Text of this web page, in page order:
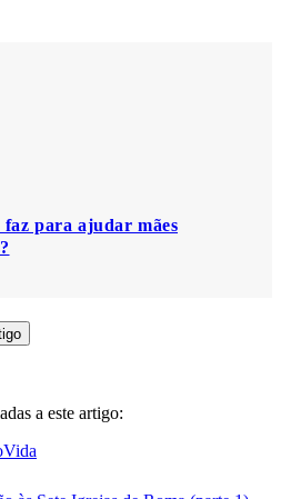
para ajudar mães
a este artigo:
Vida